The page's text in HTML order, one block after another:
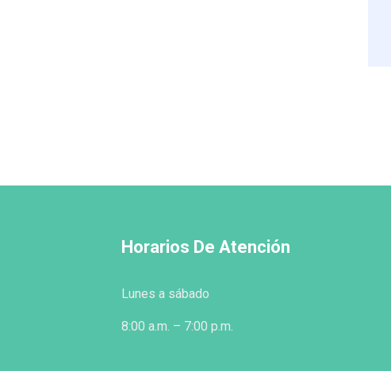
Horarios De Atención
Lunes a sábado
8:00 a.m. – 7:00 p.m.